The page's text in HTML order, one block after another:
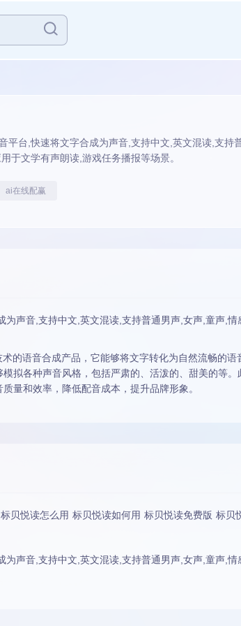
平台,快速将文字合成为声音,支持中文,英文混读,支持
于文学有声朗读,游戏任务播报等场景。
ai在线配赢
为声音,支持中文,英文混读,支持普通男声,女声,童声,
的语音合成产品，它能够将文字转化为自然流畅的
拟各种声音风格，包括严肃的、活泼的、甜美的等
量和效率，降低配音成本，提升品牌形象。
贝悦读怎么用 标贝悦读如何用 标贝悦读免费版 标
为声音,支持中文,英文混读,支持普通男声,女声,童声,